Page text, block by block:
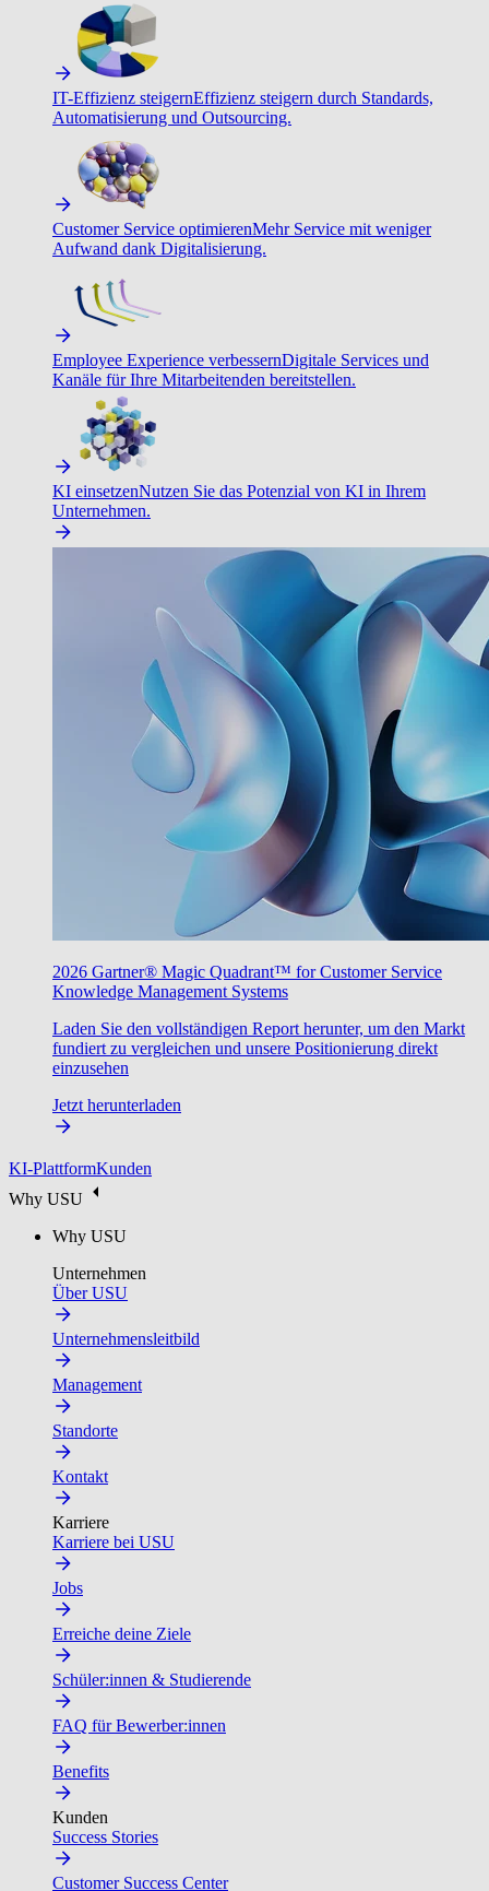
IT-Effizienz steigernEffizienz steigern durch Standards,
Automatisierung und Outsourcing.
Customer Service optimierenMehr Service mit weniger
Aufwand dank Digitalisierung.
Employee Experience verbessernDigitale Services und
Kanäle für Ihre Mitarbeitenden bereitstellen.
KI einsetzenNutzen Sie das Potenzial von KI in Ihrem
Unternehmen.
2026 Gartner® Magic Quadrant™ for Customer Service
Knowledge Management Systems
Laden Sie den vollständigen Report herunter, um den Markt
fundiert zu vergleichen und unsere Positionierung direkt
einzusehen
Jetzt herunterladen
KI-PlattformKunden
Why USU
Why USU
Unternehmen
Über USU
Unternehmensleitbild
Management
Standorte
Kontakt
Karriere
Karriere bei USU
Jobs
Erreiche deine Ziele
Schüler:innen & Studierende
FAQ für Bewerber:innen
Benefits
Kunden
Success Stories
Customer Success Center